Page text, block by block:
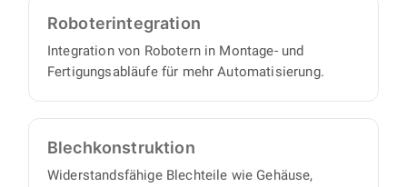
Roboter­integration
Integration von Robotern in Montage- und
Fertigungsabläufe für mehr Automatisierung.
Blech­konstruktion
Widerstandsfähige Blechteile wie Gehäuse,